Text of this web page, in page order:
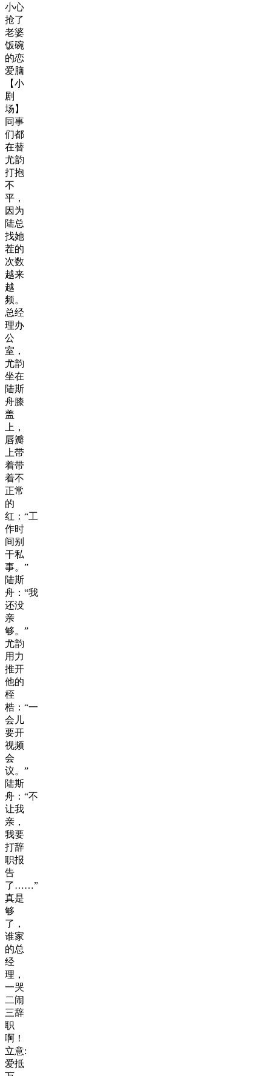
小心
抢了
老婆
饭碗
的恋
爱脑
【小
剧
场】
同事
们都
在替
尤韵
打抱
不
平，
因为
陆总
找她
茬的
次数
越来
越
频。
总经
理办
公
室，
尤韵
坐在
陆斯
舟膝
盖
上，
唇瓣
上带
着带
着不
正常
的
红：“工
作时
间别
干私
事。”
陆斯
舟：“我
还没
亲
够。”
尤韵
用力
推开
他的
桎
梏：“一
会儿
要开
视频
会
议。”
陆斯
舟：“不
让我
亲，
我要
打辞
职报
告
了……”
真是
够
了，
谁家
的总
经
理，
一哭
二闹
三辞
职
啊！
立意:
爱抵